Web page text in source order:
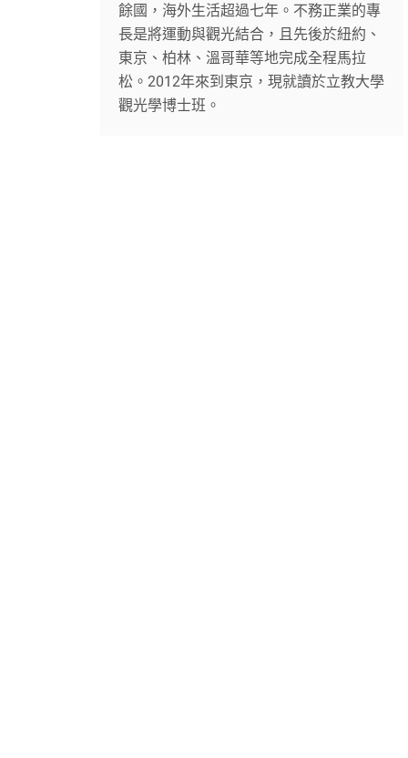
餘國，海外生活超過七年。不務正業的專
長是將運動與觀光結合，且先後於紐約、
東京、柏林、溫哥華等地完成全程馬拉
松。2012年來到東京，現就讀於立教大學
觀光學博士班。